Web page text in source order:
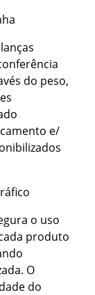
do peso,
e/
o uso
produto
O
do